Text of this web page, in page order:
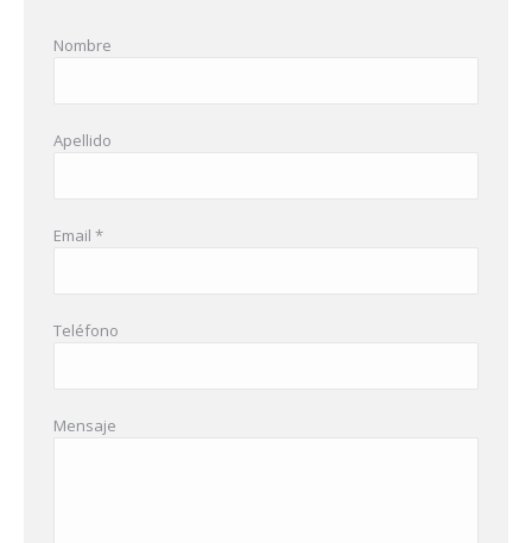
Nombre
Apellido
Email *
Teléfono
Mensaje